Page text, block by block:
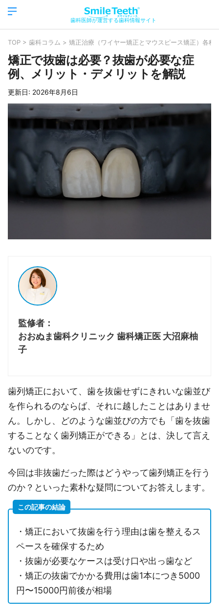
歯科医師が運営する歯科情報サイト
TOP > 歯科コラム > 矯正治療（ワイヤー矯正とマウスピース矯正）各種
矯正で抜歯は必要？抜歯が必要な症
例、メリット・デメリットを解説
更新日: 2026年8月6日
監修者：
おおぬま歯科クリニック 歯科矯正医 大沼麻柚
子
歯列矯正において、歯を抜歯せずにきれいな歯並び
を作られるのならば、それに越したことはありませ
ん。しかし、どのような歯並びの方でも「歯を抜歯
することなく歯列矯正ができる」とは、決して言え
ないのです。
今回は非抜歯だった際はどうやって歯列矯正を行う
のか？といった素朴な疑問についてお答えします。
この記事の結論
・矯正において抜歯を行う理由は歯を整えるス
ペースを確保するため
・抜歯が必要なケースは受け口や出っ歯など
・矯正の抜歯でかかる費用は歯1本につき5000
円〜15000円前後が相場